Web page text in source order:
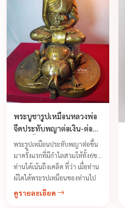
พระบูชารูปเหมือนหลวงพ่อ
จืดประทับพญาต่อเงิน-ต่อ
ทอง เนื้อโลหะ ปี 2548
พระรูปเหมือนประทับพญาต่อขึ้น
มาครั้งแรกที่มีกำไลสวมให้ทั้ง6ขา
ท่านได้เน้นถึงเคล็ด ที่ว่า เมื่อท่าน
ผู้ใดได้พระรูปเหมือนของท่านไป
บูชาแล้วทำการค้ามีแต่กำไรไม่
ขาดทุนมีโชคมีลาภ ค้าขายดีมี
ดูรายละเอียด